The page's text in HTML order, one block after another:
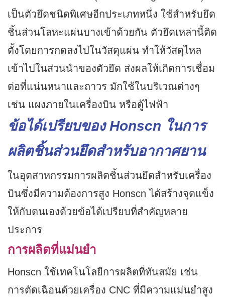
เป็นตัวยึดชนิดพิเศษอีกประเภทหนึ่ง ใช้สำหรับยึด
ชิ้นส่วนโลหะแผ่นบางเข้าด้วยกัน ตัวยึดเหล่านี้ติด
ตั้งโดยการกดลงไปในวัสดุแผ่น ทำให้วัสดุไหล
เข้าไปในส่วนนำของตัวยึด ส่งผลให้เกิดการเชื่อม
ต่อที่แน่นหนาและถาวร มักใช้ในบริเวณต่างๆ
เช่น แผงภายในเครื่องบิน หรือตู้ไฟฟ้า
ข้อได้เปรียบของ Honscn ในการ
ผลิตชิ้นส่วนยึดสำหรับอากาศยาน
ในอุตสาหกรรมการผลิตชิ้นส่วนยึดสำหรับเครื่อง
บินซึ่งมีความต้องการสูง Honscn ได้สร้างจุดแข็ง
ให้กับตนเองด้วยข้อได้เปรียบที่สำคัญหลาย
ประการ
การผลิตที่แม่นยำ
Honscn ใช้เทคโนโลยีการผลิตที่ทันสมัย ​​เช่น
การตัดเฉือนด้วยเครื่อง CNC ที่มีความแม่นยำสูง